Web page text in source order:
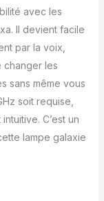
la
nébuleue,
types
(sommeil
convenir
avec les
Il devient facile
par la voix,
changer les
sans même vous
soit requise,
C’est un
lampe galaxie